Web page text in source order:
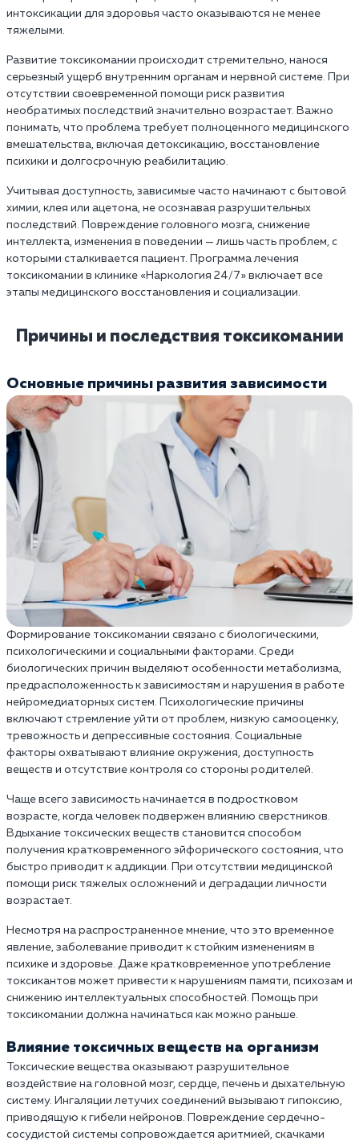
интоксикации для здоровья часто оказываются не менее
тяжелыми.
Развитие токсикомании происходит стремительно, нанося
серьезный ущерб внутренним органам и нервной системе. При
отсутствии своевременной помощи риск развития
необратимых последствий значительно возрастает. Важно
понимать, что проблема требует полноценного медицинского
вмешательства, включая детоксикацию, восстановление
психики и долгосрочную реабилитацию.
Учитывая доступность, зависимые часто начинают с бытовой
химии, клея или ацетона, не осознавая разрушительных
последствий. Повреждение головного мозга, снижение
интеллекта, изменения в поведении — лишь часть проблем, с
которыми сталкивается пациент. Программа лечения
токсикомании в клинике «Наркология 24/7» включает все
этапы медицинского восстановления и социализации.
Причины и последствия токсикомании
Основные причины развития зависимости
Формирование токсикомании связано с биологическими,
психологическими и социальными факторами. Среди
биологических причин выделяют особенности метаболизма,
предрасположенность к зависимостям и нарушения в работе
нейромедиаторных систем. Психологические причины
включают стремление уйти от проблем, низкую самооценку,
тревожность и депрессивные состояния. Социальные
факторы охватывают влияние окружения, доступность
веществ и отсутствие контроля со стороны родителей.
Чаще всего зависимость начинается в подростковом
возрасте, когда человек подвержен влиянию сверстников.
Вдыхание токсических веществ становится способом
получения кратковременного эйфорического состояния, что
быстро приводит к аддикции. При отсутствии медицинской
помощи риск тяжелых осложнений и деградации личности
возрастает.
Несмотря на распространенное мнение, что это временное
явление, заболевание приводит к стойким изменениям в
психике и здоровье. Даже кратковременное употребление
токсикантов может привести к нарушениям памяти, психозам и
снижению интеллектуальных способностей. Помощь при
токсикомании должна начинаться как можно раньше.
Влияние токсичных веществ на организм
Токсические вещества оказывают разрушительное
воздействие на головной мозг, сердце, печень и дыхательную
систему. Ингаляции летучих соединений вызывают гипоксию,
приводящую к гибели нейронов. Повреждение сердечно-
сосудистой системы сопровождается аритмией, скачками